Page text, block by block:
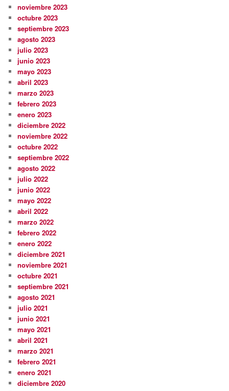
noviembre 2023
octubre 2023
septiembre 2023
agosto 2023
julio 2023
junio 2023
mayo 2023
abril 2023
marzo 2023
febrero 2023
enero 2023
diciembre 2022
noviembre 2022
octubre 2022
septiembre 2022
agosto 2022
julio 2022
junio 2022
mayo 2022
abril 2022
marzo 2022
febrero 2022
enero 2022
diciembre 2021
noviembre 2021
octubre 2021
septiembre 2021
agosto 2021
julio 2021
junio 2021
mayo 2021
abril 2021
marzo 2021
febrero 2021
enero 2021
diciembre 2020